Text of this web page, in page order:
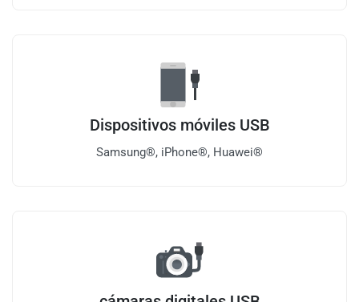
Dispositivos móviles USB
Samsung®, iPhone®, Huawei®